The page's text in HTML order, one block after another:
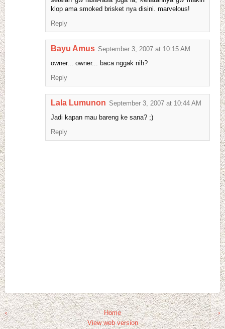
klop ama smoked brisket nya disini. marvelous!
Reply
Bayu Amus September 3, 2007 at 10:15 AM
owner... owner... baca nggak nih?
Reply
Lala Lumunon September 3, 2007 at 10:44 AM
Jadi kapan mau bareng ke sana? ;)
Reply
‹ ›
Home
View web version